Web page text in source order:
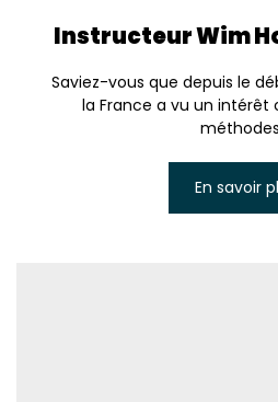
Instructeur Wim
Saviez-vous que depuis le
la France a vu un intérêt
En savoir